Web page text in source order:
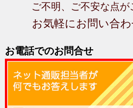
ご不明、ご不安な点が
お気軽にお問い合
お電話でのお問合せ